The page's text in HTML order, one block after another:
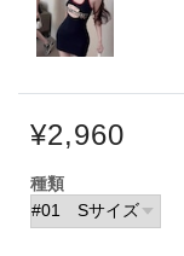
¥2,960
種類